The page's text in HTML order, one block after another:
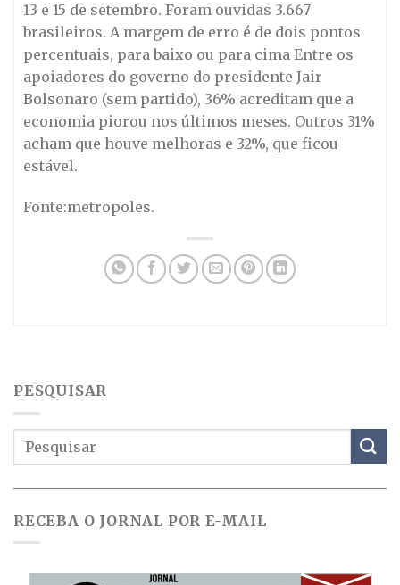
13 e 15 de setembro. Foram ouvidas 3.667
brasileiros. A margem de erro é de dois pontos
percentuais, para baixo ou para cima Entre os
apoiadores do governo do presidente Jair
Bolsonaro (sem partido), 36% acreditam que a
economia piorou nos últimos meses. Outros 31%
acham que houve melhoras e 32%, que ficou
estável.
Fonte:metropoles.
PESQUISAR
RECEBA O JORNAL POR E-MAIL